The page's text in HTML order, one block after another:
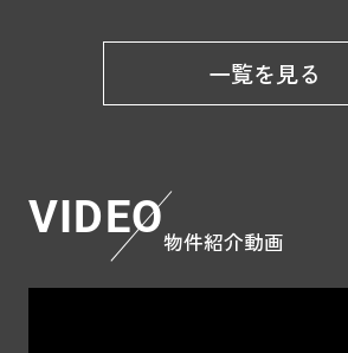
一覧を見る
VIDEO物件紹介動画